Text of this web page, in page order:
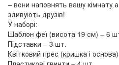
– вони наповнять вашу кімнату
здивують друзів!
У наборі:
Шаблон феї (висота 19 см) – 6
Підставки – 3 шт.
Квітковий прес (кришка і